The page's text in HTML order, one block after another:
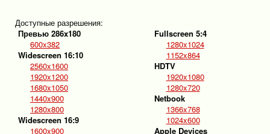
Доступные разрешения:
Превью 286x180
600x382
Widescreen 16:10
2560x1600
1920x1200
1680x1050
1440x900
1280x800
Widescreen 16:9
1600x900
Fullscreen 5:4
1280x1024
1152x864
HDTV
1920x1080
1280x720
Netbook
1366x768
1024x600
Apple Devices